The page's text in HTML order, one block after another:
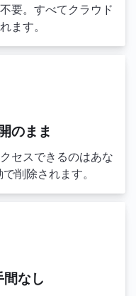
要。すべてクラウド
ます。
のまま
セスできるのはあな
削除されます。
なし